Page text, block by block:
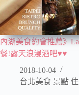
內湖美食約會推薦》
餐!露天浪漫酒吧♥♥
2018-10-04
台北美食 景點 住